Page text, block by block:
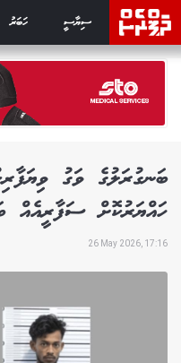
ސިޔާސީ ހަބަރު
ބަނގުރަލުގެ ވަގު
ހައްޔަރުކޮށް ސަފާރީއެއް
26 May 2026, 17:16